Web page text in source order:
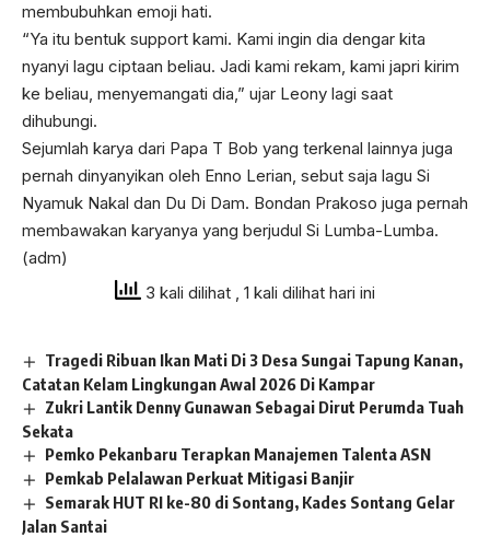
membubuhkan emoji hati.
“Ya itu bentuk support kami. Kami ingin dia dengar kita
nyanyi lagu ciptaan beliau. Jadi kami rekam, kami japri kirim
ke beliau, menyemangati dia,” ujar Leony lagi saat
dihubungi.
Sejumlah karya dari Papa T Bob yang terkenal lainnya juga
pernah dinyanyikan oleh Enno Lerian, sebut saja lagu Si
Nyamuk Nakal dan Du Di Dam. Bondan Prakoso juga pernah
membawakan karyanya yang berjudul Si Lumba-Lumba.
(adm)
3 kali dilihat
, 1 kali dilihat hari ini
Tragedi Ribuan Ikan Mati Di 3 Desa Sungai Tapung Kanan,
Catatan Kelam Lingkungan Awal 2026 Di Kampar
Zukri Lantik Denny Gunawan Sebagai Dirut Perumda Tuah
Sekata
Pemko Pekanbaru Terapkan Manajemen Talenta ASN
Pemkab Pelalawan Perkuat Mitigasi Banjir
Semarak HUT RI ke-80 di Sontang, Kades Sontang Gelar
Jalan Santai